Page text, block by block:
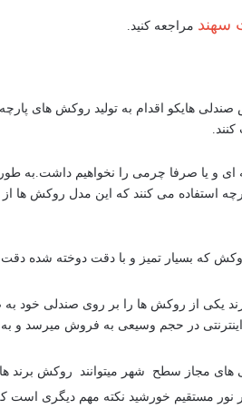
سهند مراجعه کنید.
هایکو اقدام به تولید روکش های
و یا صرفا چرمی را نخواهیم داشت.به
استفاده می کنند که این مدل روکش ها
که بسیار تمیز و با دقت دوخته شده
یکی از روکش ها را بر روی صندلی خود به
در حجم وسیعی به فروش میرسد و به
های مجاز سطح شهر میتوانند روکش برند
نور مستقیم خورشید نکته مهم دیگری